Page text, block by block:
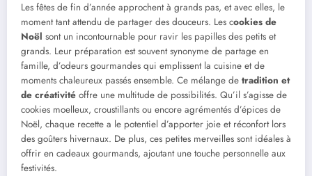
Les fêtes de fin d’année approchent à grands pas, et avec elles, le
moment tant attendu de partager des douceurs. Les cookies de
Noël sont un incontournable pour ravir les papilles des petits et
grands. Leur préparation est souvent synonyme de partage en
famille, d’odeurs gourmandes qui emplissent la cuisine et de
moments chaleureux passés ensemble. Ce mélange de tradition et
de créativité offre une multitude de possibilités. Qu’il s’agisse de
cookies moelleux, croustillants ou encore agrémentés d’épices de
Noël, chaque recette a le potentiel d’apporter joie et réconfort lors
des goûters hivernaux. De plus, ces petites merveilles sont idéales à
offrir en cadeaux gourmands, ajoutant une touche personnelle aux
festivités.